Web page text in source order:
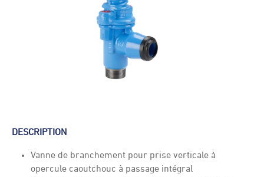
DESCRIPTION
Vanne de branchement pour prise verticale à
opercule caoutchouc à passage intégral